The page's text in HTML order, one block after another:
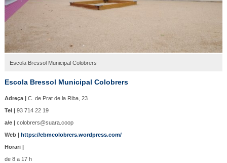
Escola Bressol Municipal Colobrers
Escola Bressol Municipal Colobrers
Adreça |C. de Prat de la Riba, 23
Tel |93 714 22 19
a/e |colobrers@suara.coop
Web | https://ebmcolobrers.wordpress.com/
Horari |
de 8 a 17 h